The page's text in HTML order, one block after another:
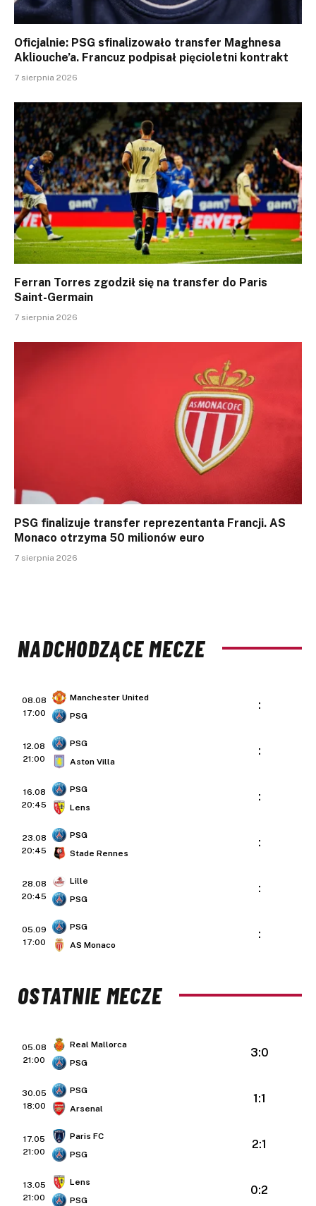
Oficjalnie: PSG sfinalizowało transfer Maghnesa
Akliouche’a. Francuz podpisał pięcioletni kontrakt
7 sierpnia 2026
Ferran Torres zgodził się na transfer do Paris
Saint-Germain
7 sierpnia 2026
PSG finalizuje transfer reprezentanta Francji. AS
Monaco otrzyma 50 milionów euro
7 sierpnia 2026
NADCHODZĄCE MECZE
08.08
17:00
Manchester United
PSG
:
12.08
21:00
PSG
Aston Villa
:
16.08
20:45
PSG
Lens
:
23.08
20:45
PSG
Stade Rennes
:
28.08
20:45
Lille
PSG
:
05.09
17:00
PSG
AS Monaco
:
OSTATNIE MECZE
05.08
21:00
Real Mallorca
PSG
3:0
30.05
18:00
PSG
Arsenal
1:1
17.05
21:00
Paris FC
PSG
2:1
13.05
21:00
Lens
PSG
0:2